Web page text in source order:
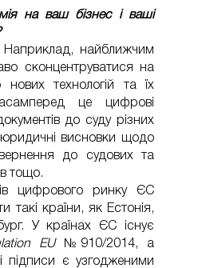
на ваш бізнес і ваші
найближчим
сконцентруватися на
технологій та їх
це цифрові
до суду різних
юридичні висновки щодо
до судових та
тощо.
цифрового ринку ЄС
такі країни, як Естонія,
У країнах ЄС існує
EU
№910/2014, а
підписи є узгодженими